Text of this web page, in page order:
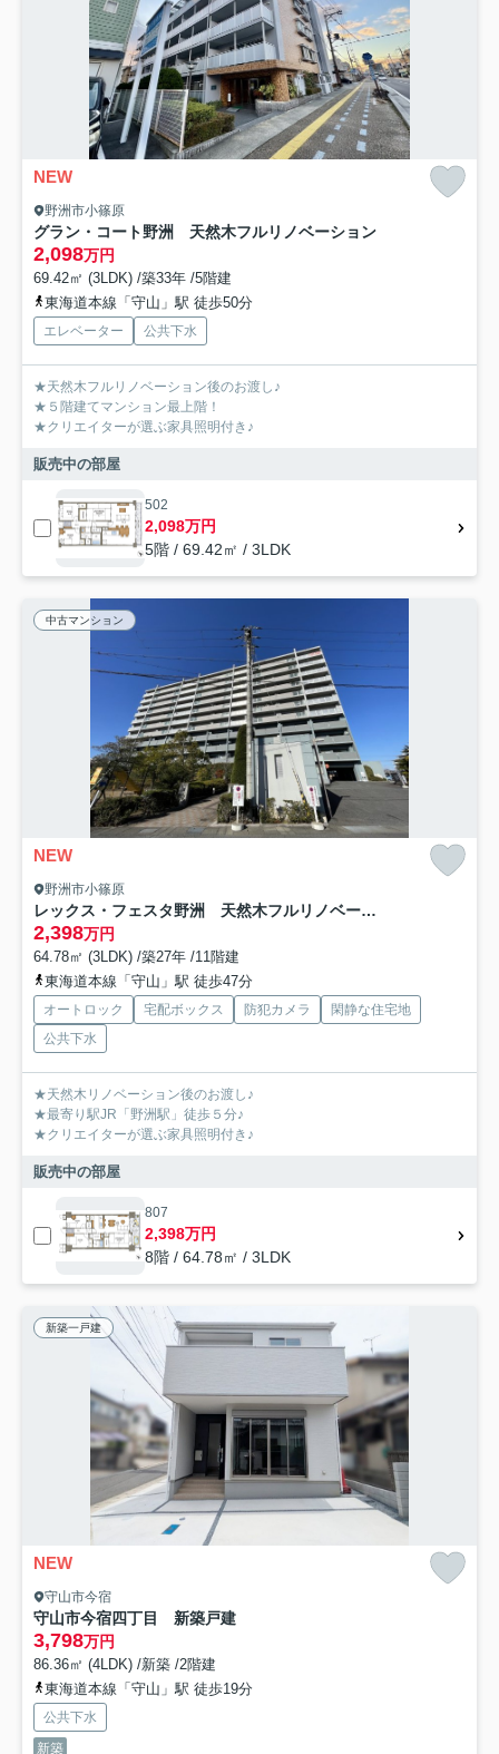
NEW
野洲市小篠原
グラン・コート野洲 天然木フルリノベーション
2,098万円
69.42㎡ (3LDK) /築33年 /5階建
東海道本線「守山」駅 徒歩50分
エレベーター 公共下水
★天然木フルリノベーション後のお渡し♪
★５階建てマンション最上階！
★クリエイターが選ぶ家具照明付き♪
販売中の部屋
502
2,098万円
5階 / 69.42㎡ / 3LDK
中古マンション
NEW
野洲市小篠原
レックス・フェスタ野洲 天然木フルリノベーション
2,398万円
64.78㎡ (3LDK) /築27年 /11階建
東海道本線「守山」駅 徒歩47分
オートロック 宅配ボックス 防犯カメラ
閑静な住宅地
公共下水
★天然木リノベーション後のお渡し♪
★最寄り駅JR「野洲駅」徒歩５分♪
★クリエイターが選ぶ家具照明付き♪
販売中の部屋
807
2,398万円
8階 / 64.78㎡ / 3LDK
新築一戸建
NEW
守山市今宿
守山市今宿四丁目 新築戸建
3,798万円
86.36㎡ (4LDK) /新築 /2階建
東海道本線「守山」駅 徒歩19分
公共下水
新築